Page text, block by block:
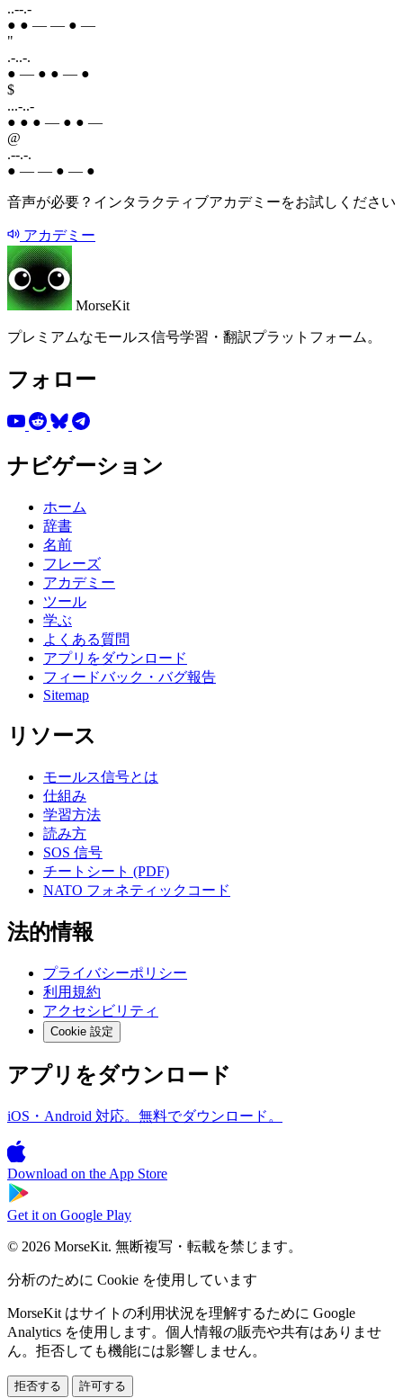
..--.-
● ● — — ● —
"
.-..-.
● — ● ● — ●
$
...-..-
● ● ● — ● ● —
@
.--.-.
● — — ● — ●
音声が必要？インタラクティブアカデミーをお試しください
アカデミー
MorseKit
プレミアムなモールス信号学習・翻訳プラットフォーム。
フォロー
ナビゲーション
ホーム
辞書
名前
フレーズ
アカデミー
ツール
学ぶ
よくある質問
アプリをダウンロード
フィードバック・バグ報告
Sitemap
リソース
モールス信号とは
仕組み
学習方法
読み方
SOS 信号
チートシート (PDF)
NATO フォネティックコード
法的情報
プライバシーポリシー
利用規約
アクセシビリティ
Cookie 設定
アプリをダウンロード
iOS・Android 対応。無料でダウンロード。
Download on the App Store
Get it on Google Play
© 2026 MorseKit. 無断複写・転載を禁じます。
分析のために Cookie を使用しています
MorseKit はサイトの利用状況を理解するために Google
Analytics を使用します。個人情報の販売や共有はありませ
ん。拒否しても機能には影響しません。
拒否する 許可する